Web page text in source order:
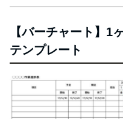
【バーチャート】1
テンプレート